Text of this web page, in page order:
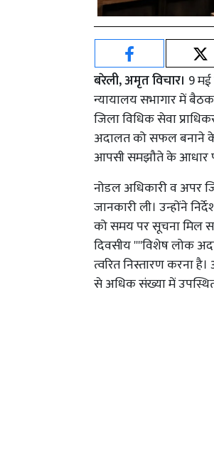
बरेली, अमृत विचार। 9
न्यायालय सभागार में
जिला विधिक सेवा
अदालत को सफल बनाने
आपसी समझौते के आधार
नोडल अधिकारी व अपर
जानकारी ली। उन्होंने
को समय पर सूचना मिल
दिवसीय ''''विशेष लोक
त्वरित निस्तारण करना
से अधिक संख्या में